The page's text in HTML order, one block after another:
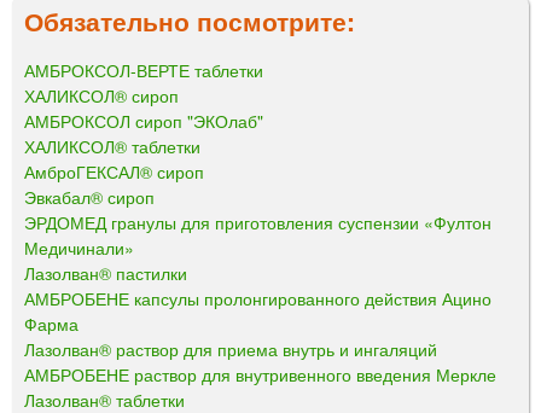
Обязательно посмотрите:
АМБРОКСОЛ-ВЕРТЕ таблетки
ХАЛИКСОЛ® сироп
АМБРОКСОЛ сироп "ЭКОлаб"
ХАЛИКСОЛ® таблетки
АмброГЕКСАЛ® сироп
Эвкабал® сироп
ЭРДОМЕД гранулы для приготовления суспензии «Фултон
Медичинали»
Лазолван® пастилки
АМБРОБЕНЕ капсулы пролонгированного действия Ацино
Фарма
Лазолван® раствор для приема внутрь и ингаляций
АМБРОБЕНЕ раствор для внутривенного введения Меркле
Лазолван® таблетки